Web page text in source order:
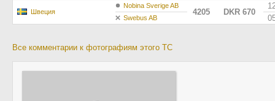
Швеция
Nobina Sverige AB
4205 DKR 670
Swebus AB
Все комментарии к фотографиям этого ТС